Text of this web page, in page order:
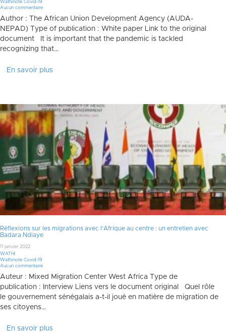
Wathinote Covid-19
Aucun commentaire
Author : The African Union Development Agency (AUDA-
NEPAD) Type of publication : White paper Link to the original
document It is important that the pandemic is tackled
recognizing that…
En savoir plus
Réflexions sur les migrations avec l’Afrique au centre : un entretien avec
Badara Ndiaye
11 janvier 2022
WATHI
Wathinote Covid-19
Aucun commentaire
Auteur : Mixed Migration Center West Africa Type de
publication : Interview Liens vers le document original Quel rôle
le gouvernement sénégalais a-t-il joué en matière de migration de
ses citoyens…
En savoir plus